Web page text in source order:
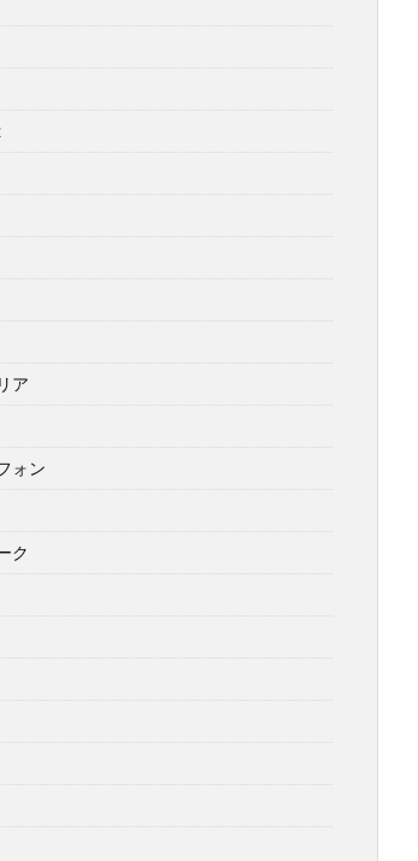
ア
ォン
ク